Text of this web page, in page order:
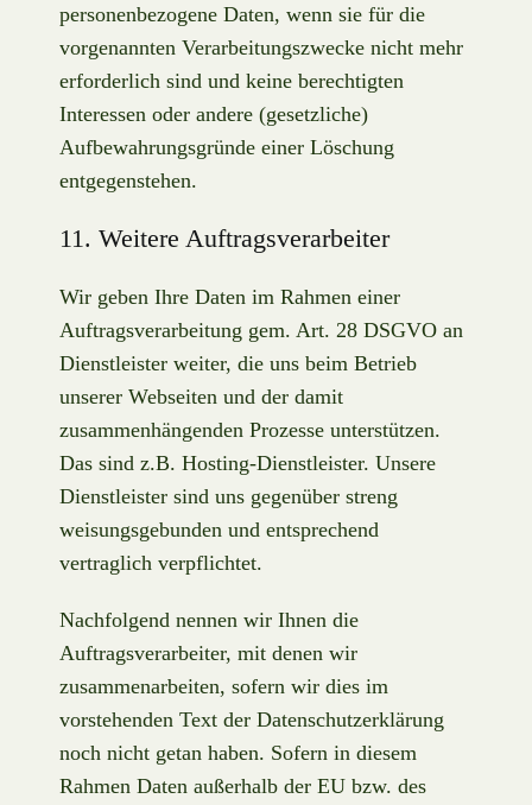
personenbezogene Daten, wenn sie für die
vorgenannten Verarbeitungszwecke nicht mehr
erforderlich sind und keine berechtigten
Interessen oder andere (gesetzliche)
Aufbewahrungsgründe einer Löschung
entgegenstehen.
11. Weitere Auftragsverarbeiter
Wir geben Ihre Daten im Rahmen einer
Auftragsverarbeitung gem. Art. 28 DSGVO an
Dienstleister weiter, die uns beim Betrieb
unserer Webseiten und der damit
zusammenhängenden Prozesse unterstützen.
Das sind z.B. Hosting-Dienstleister. Unsere
Dienstleister sind uns gegenüber streng
weisungsgebunden und entsprechend
vertraglich verpflichtet.
Nachfolgend nennen wir Ihnen die
Auftragsverarbeiter, mit denen wir
zusammenarbeiten, sofern wir dies im
vorstehenden Text der Datenschutzerklärung
noch nicht getan haben. Sofern in diesem
Rahmen Daten außerhalb der EU bzw. des